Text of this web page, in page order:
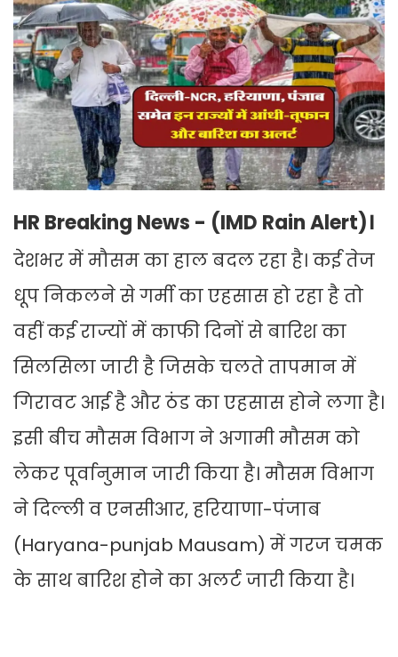
HR Breaking News - (IMD Rain Alert)।
देशभर में मौसम का हाल बदल रहा है। कई तेज
धूप निकलने से गर्मी का एहसास हो रहा है तो
वहीं कई राज्यों में काफी दिनों से बारिश का
सिलसिला जारी है जिसके चलते तापमान में
गिरावट आई है और ठंड का एहसास होने लगा है।
इसी बीच मौसम विभाग ने अगामी मौसम को
लेकर पूर्वानुमान जारी किया है। मौसम विभाग
ने दिल्ली व एनसीआर, हरियाणा-पंजाब
(Haryana-punjab Mausam) में गरज चमक
के साथ बारिश होने का अलर्ट जारी किया है।